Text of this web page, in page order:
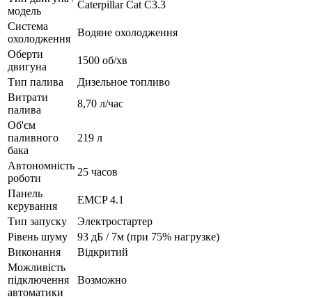
модель
Caterpillar Cat C3.3
Система
охолодження
Водяне охолодження
Оберти
двигуна
1500 об/хв
Тип палива
Дизельное топливо
Витрати
палива
8,70 л/час
Об'єм
паливного
бака
219 л
Автономність
роботи
25 часов
Панель
керування
EMCP 4.1
Тип запуску
Электростартер
Рівень шуму
93 дБ / 7м (при 75% нагрузке)
Виконання
Відкритий
Можливість
підключення
автоматики
Возможно